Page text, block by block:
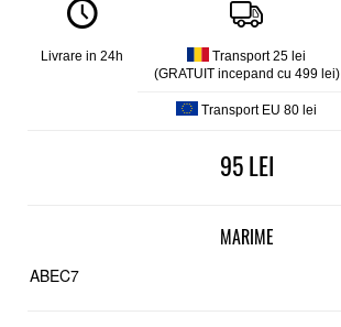
Livrare in 24h
Transport 25 lei
(GRATUIT incepand cu 499 lei)
Transport EU 80 lei
95
MARIME
ABEC7